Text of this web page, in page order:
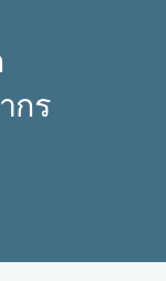
กร